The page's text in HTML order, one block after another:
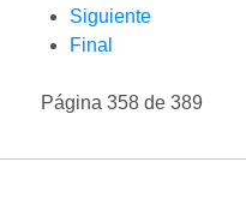
Siguiente
Final
Página 358 de 389